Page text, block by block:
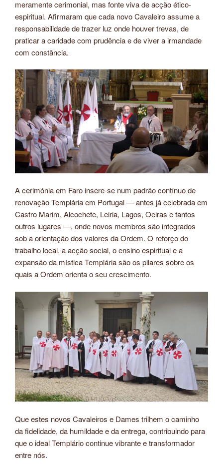
meramente cerimonial, mas fonte viva de acção ético-
espiritual. Afirmaram que cada novo Cavaleiro assume a
responsabilidade de trazer luz onde houver trevas, de
praticar a caridade com prudência e de viver a irmandade
com constância.
A cerimónia em Faro insere-se num padrão contínuo de
renovação Templária em Portugal — antes já celebrada em
Castro Marim, Alcochete, Leiria, Lagos, Oeiras e tantos
outros lugares —, onde novos membros são integrados
sob a orientação dos valores da Ordem. O reforço do
trabalho local, a acção social, o ensino espiritual e a
expansão da mística Templária são os pilares sobre os
quais a Ordem orienta o seu crescimento.
Que estes novos Cavaleiros e Dames trilhem o caminho
da fidelidade, da humildade e da entrega, contribuindo para
que o ideal Templário continue vibrante e transformador
entre nós.